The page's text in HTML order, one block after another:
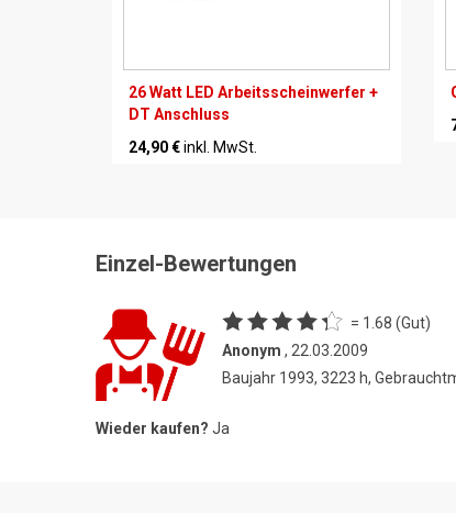
26 Watt LED Arbeitsscheinwerfer +
DT Anschluss
24,90 €inkl. MwSt.
Einzel-Bewertungen
= 1.68 (Gut)
Anonym , 22.03.2009
Baujahr 1993, 3223 h,
Wieder kaufen? Ja